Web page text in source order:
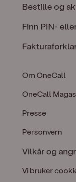
Bestille og
Finn PIN-
Om OneCall
OneCall
Presse
Personvern
Vilkår og
Vi bruker